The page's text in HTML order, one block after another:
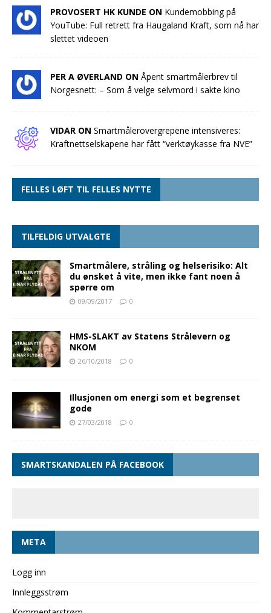
PROVOSERT HK KUNDE ON Kundemobbing på
YouTube: Full retrett fra Haugaland Kraft, som nå har
slettet videoen
PER A ØVERLAND ON Åpent smartmålerbrev til
Norgesnett: – Som å velge selvmord i sakte kino
VIDAR ON Smartmålerovergrepene intensiveres:
Kraftnettselskapene har fått “verktøykasse fra NVE”
FELLES LØFT TIL FELLES NYTTE
TILFELDIG UTVALGTE
Smartmålere, stråling og helserisiko: Alt
du ønsket å vite, men ikke fant noen å
spørre om
09/09/2017 0
HMS-SLAKT av Statens Strålevern og
NKOM
26/10/2018 0
Illusjonen om energi som et begrenset
gode
27/03/2018 0
SMARTSKANDALEN PÅ FACEBOOK
META
Logg inn
Innleggsstrøm